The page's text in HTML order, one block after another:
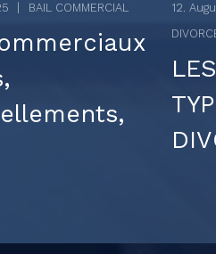
BAIL COMMERCIAL
12.